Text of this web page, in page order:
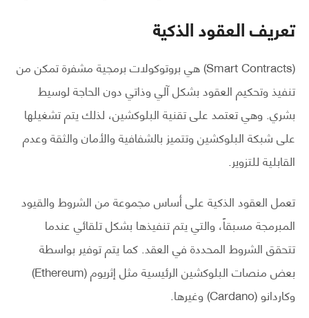
تعريف العقود الذكية
(Smart Contracts) هي بروتوكولات برمجية مشفرة تمكن من
تنفيذ وتحكيم العقود بشكل آلي وذاتي دون الحاجة لوسيط
بشري. وهي تعتمد على تقنية البلوكشين، لذلك يتم تشغيلها
على شبكة البلوكشين وتتميز بالشفافية والأمان والثقة وعدم
القابلية للتزوير.
تعمل العقود الذكية على أساس مجموعة من الشروط والقيود
المبرمجة مسبقاً، والتي يتم تنفيذها بشكل تلقائي عندما
تتحقق الشروط المحددة في العقد. كما يتم توفير بواسطة
بعض منصات البلوكشين الرئيسية مثل إثريوم (Ethereum)
وكاردانو (Cardano) وغيرها.